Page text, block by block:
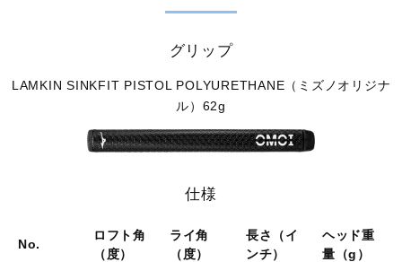
グリップ
LAMKIN SINKFIT PISTOL POLYURETHANE（ミズノオリジナ
ル）62g
仕様
No.
ロフト角
（度）
ライ角
（度）
長さ（イ
ンチ）
ヘッド重
量（g）